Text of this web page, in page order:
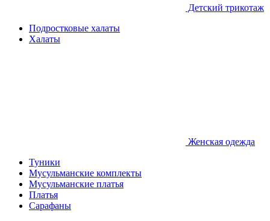
Детcкий трикотаж
Подростковые халаты
Халаты
Женская одежда
Туники
Мусульманские комплекты
Мусульманские платья
Платья
Сарафаны